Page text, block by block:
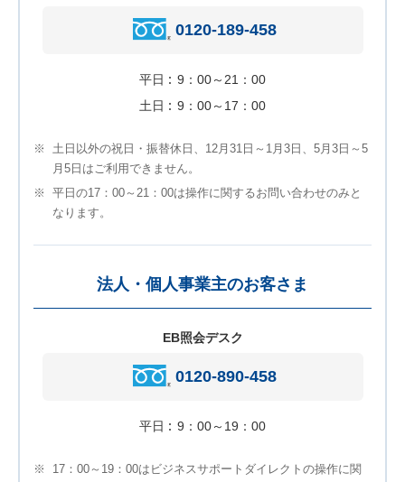
0120-189-458
平日
9：00～21：00
土日
9：00～17：00
※
土日以外の祝日・振替休日、12月31日～1月3日、5月3日～5
月5日はご利用できません。
※
平日の17：00～21：00は操作に関するお問い合わせのみと
なります。
法人・個人事業主のお客さま
EB照会デスク
0120-890-458
平日 9：00～19：00
※
17：00～19：00はビジネスサポートダイレクトの操作に関